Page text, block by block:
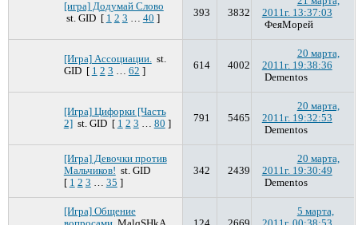
[игра] Додумай Слово
st. GID [ 1 2 3 … 40 ] 393 3832
2011г. 13:37:03
ФеяМорей
[Игра] Ассоциации. st.
GID [ 1 2 3 … 62 ] 614 4002
20 марта,
2011г. 19:38:36
Dementos
[Игра] Цифорки [Часть
2] st. GID [ 1 2 3 … 80 ] 791 5465
20 марта,
2011г. 19:32:53
Dementos
[Игра] Девочки против
Мальчиков! st. GID
[ 1 2 3 … 35 ]
342 2439
20 марта,
2011г. 19:30:49
Dementos
[Игра] Общение
5 марта,